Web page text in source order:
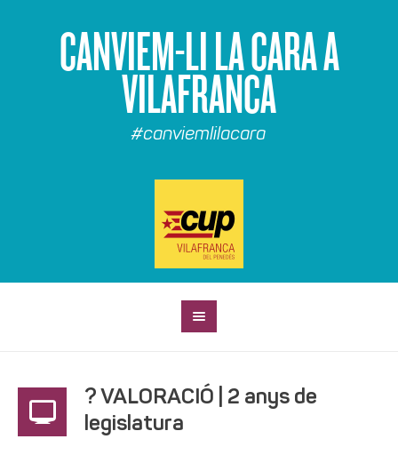
CANVIEM-LI LA CARA A
VILAFRANCA
#canviemlilacara
? VALORACIÓ | 2 anys de
legislatura